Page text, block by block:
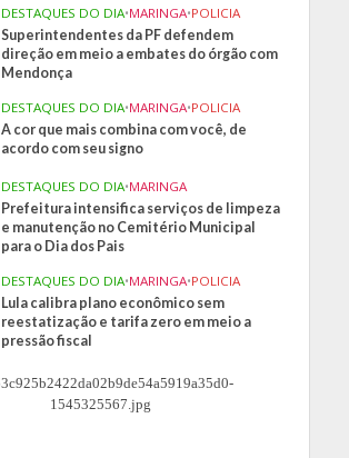
DESTAQUES DO DIA•MARINGA•POLICIA
Superintendentes da PF defendem
direção em meio a embates do órgão com
Mendonça
DESTAQUES DO DIA•MARINGA•POLICIA
A cor que mais combina com você, de
acordo com seu signo
DESTAQUES DO DIA•MARINGA
Prefeitura intensifica serviços de limpeza
e manutenção no Cemitério Municipal
para o Dia dos Pais
DESTAQUES DO DIA•MARINGA•POLICIA
Lula calibra plano econômico sem
reestatização e tarifa zero em meio a
pressão fiscal